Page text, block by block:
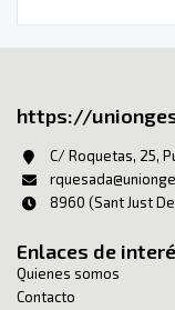
https://
C/ Roquetas, 25,
8960 (Sant Just
Enlaces de
Quienes somos
Contacto